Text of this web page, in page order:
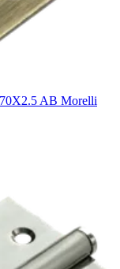
AB Morelli